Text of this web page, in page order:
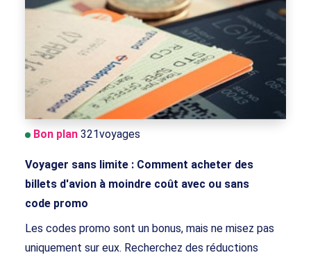
Bon plan 321voyages
Voyager sans limite : Comment acheter des
billets d'avion à moindre coût avec ou sans
code promo
Les codes promo sont un bonus, mais ne misez pas
uniquement sur eux. Recherchez des réductions